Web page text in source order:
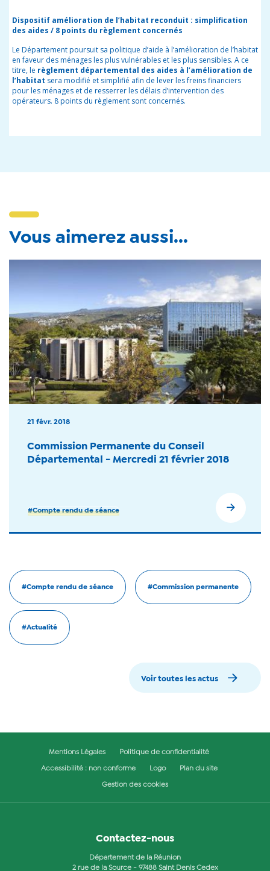
Dispositif amélioration de l’habitat reconduit : simplification
des aides / 8 points du règlement concernés
Le Département poursuit sa politique d’aide à l’amélioration de l’habitat
en faveur des ménages les plus vulnérables et les plus sensibles. A ce
titre, le règlement départemental des aides à l’amélioration de
l’habitat sera modifié et simplifié afin de lever les freins financiers
pour les ménages et de resserrer les délais d’intervention des
opérateurs. 8 points du règlement sont concernés.
Vous aimerez aussi...
21 févr. 2018
Commission Permanente du Conseil
Départemental - Mercredi 21 février 2018
#Compte rendu de séance
#Compte rendu de séance #Commission permanente
#Actualité
Voir toutes les actus
Mentions Légales Politique de confidentialité
Accessibilité : non conforme Logo Plan du site
Gestion des cookies
Contactez-nous
Département de la Réunion
2 rue de la Source - 97488 Saint Denis Cedex